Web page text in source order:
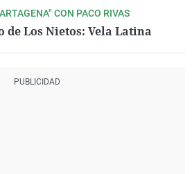
CON PACO RIVAS
de Los Nietos: Vela Latina